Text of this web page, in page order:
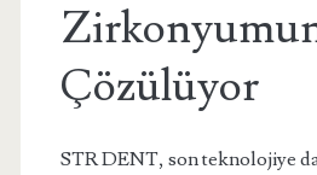
Zirkonyumun
Çözülüyor
STR DENT, son teknolojiye